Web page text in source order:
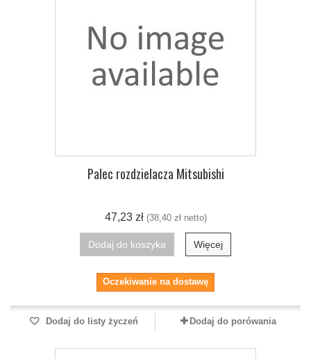
Palec rozdzielacza Mitsubishi
47,23 zł(38,40 zł netto)
Dodaj do koszyka Więcej
Oczekiwanie na dostawę
Dodaj do listy życzeń Dodaj do porówania